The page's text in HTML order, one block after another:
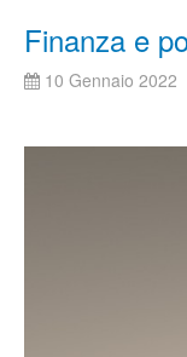
Finanza e
10 Gennaio 2022